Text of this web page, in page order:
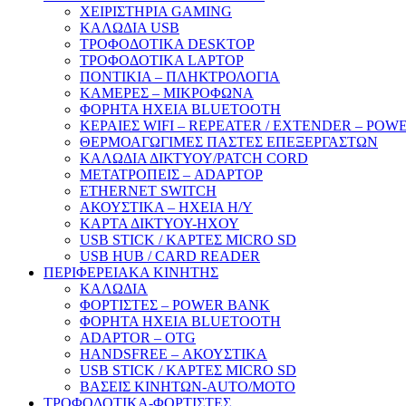
ΧΕΙΡΙΣΤΗΡΙΑ GAMING
ΚΑΛΩΔΙΑ USB
ΤΡΟΦΟΔΟΤΙΚΑ DESKTOP
ΤΡΟΦΟΔΟΤΙΚΑ LAPTOP
ΠΟΝΤΙΚΙΑ – ΠΛΗΚΤΡΟΛΟΓΙΑ
ΚΑΜΕΡΕΣ – ΜΙΚΡΟΦΩΝΑ
ΦΟΡΗΤΑ ΗΧΕΙΑ BLUETOOTH
ΚΕΡΑΙΕΣ WIFI – REPEATER / EXTENDER –
ΘΕΡΜΟΑΓΩΓΙΜΕΣ ΠΑΣΤΕΣ ΕΠΕΞΕΡΓΑΣΤΩΝ
ΚΑΛΩΔΙΑ ΔΙΚΤΥΟΥ/PATCH CORD
ΜΕΤΑΤΡΟΠΕΙΣ – ADAPTOP
ETHERNET SWITCH
ΑΚΟΥΣΤΙΚΑ – ΗΧΕΙΑ H/Y
ΚΑΡΤΑ ΔΙΚΤΥΟΥ-ΗΧΟΥ
USB STICK / ΚΑΡΤΕΣ MICRO SD
USB HUB / CARD READER
ΠΕΡΙΦΕΡΕΙΑΚΑ ΚΙΝΗΤΗΣ
ΚΑΛΩΔΙΑ
ΦΟΡΤΙΣΤΕΣ – POWER BANK
ΦΟΡΗΤΑ ΗΧΕΙΑ BLUETOOTH
ADAPTOR – ΟΤG
HANDSFREE – ΑΚΟΥΣΤΙΚΑ
USB STICK / ΚΑΡΤΕΣ MICRO SD
ΒΑΣΕΙΣ ΚΙΝΗΤΩΝ-AUTO/MOTO
ΤΡΟΦΟΔΟΤΙΚΑ-ΦΟΡΤΙΣΤΕΣ